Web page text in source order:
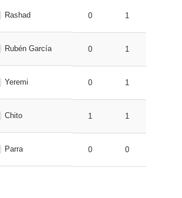
Rashad 0 1
Rubén García 0 1
Yeremi 0 1
Chito 1 1
Parra 0 0